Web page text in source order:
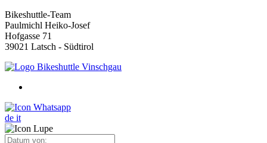
Bikeshuttle-Team
Paulmichl Heiko-Josef
Hofgasse 71
39021 Latsch - Südtirol
de it